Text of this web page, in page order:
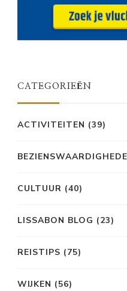
CATEGORIEËN
ACTIVITEITEN (39)
CULTUUR (40)
LISSABON BLOG (23)
REISTIPS (75)
WIJKEN (56)